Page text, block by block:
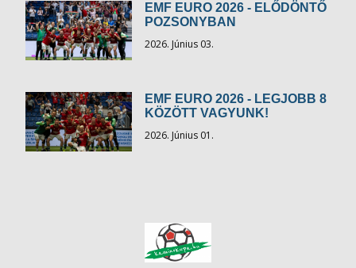
EMF EURO 2026 - ELŐDÖNTŐ
POZSONYBAN
2026. Június 03.
EMF EURO 2026 - LEGJOBB 8
KÖZÖTT VAGYUNK!
2026. Június 01.